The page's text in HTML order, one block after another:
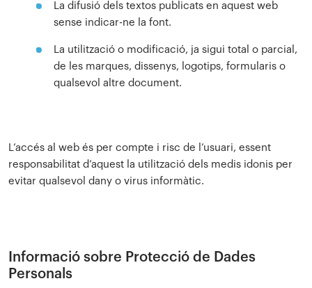
La difusió dels textos publicats en aquest web
sense indicar-ne la font.
La utilització o modificació, ja sigui total o parcial,
de les marques, dissenys, logotips, formularis o
qualsevol altre document.
L’accés al web és per compte i risc de l’usuari, essent
responsabilitat d’aquest la utilització dels medis idonis per
evitar qualsevol dany o virus informàtic.
Informació sobre Protecció de Dades
Personals